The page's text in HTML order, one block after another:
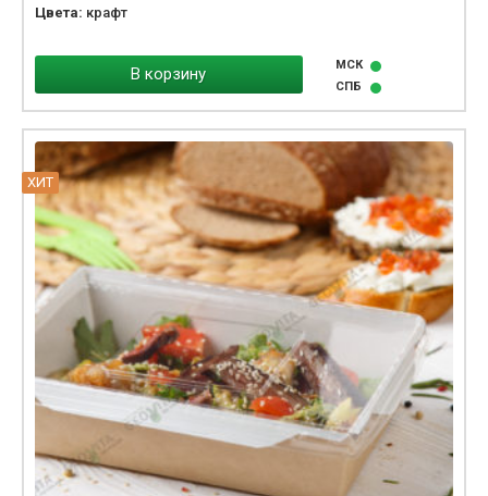
Цвета: крафт
В корзину
МСК
СПБ
ХИТ